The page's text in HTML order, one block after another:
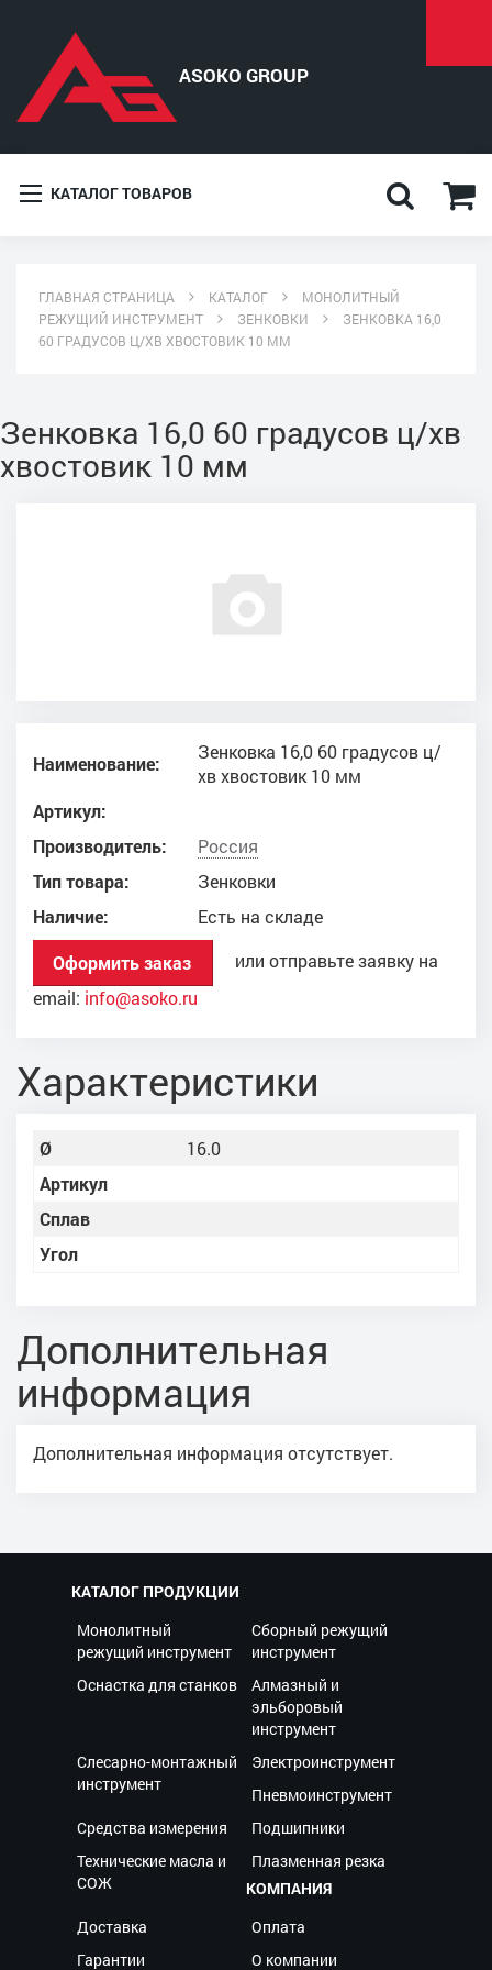
КАТАЛОГ ТОВАРОВ
ГЛАВНАЯ СТРАНИЦА КАТАЛОГ
МОНОЛИТНЫЙ
РЕЖУЩИЙ ИНСТРУМЕНТ
ЗЕНКОВКИ
ЗЕНКОВКА 16,0
60 ГРАДУСОВ Ц/ХВ ХВОСТОВИК 10 ММ
Зенковка 16,0 60 градусов ц/хв
хвостовик 10 мм
Наименование:
Зенковка 16,0 60 градусов ц/
хв хвостовик 10 мм
Артикул:
Производитель:
Россия
Тип товара:
Зенковки
Наличие:
Есть на складе
Оформить заказ
или отправьте заявку на
email: info@asoko.ru
Характеристики
Ø
16.0
Артикул
Сплав
Угол
Дополнительная
информация
Дополнительная информация отсутствует.
КАТАЛОГ ПРОДУКЦИИ
Монолитный
режущий инструмент
Сборный режущий
инструмент
Оснастка для станков
Алмазный и
эльборовый
инструмент
Слесарно-монтажный
инструмент
Электроинструмент
Пневмоинструмент
Средства измерения
Подшипники
Технические масла и
СОЖ
Плазменная резка
КОМПАНИЯ
Доставка
Оплата
Гарантии
О компании